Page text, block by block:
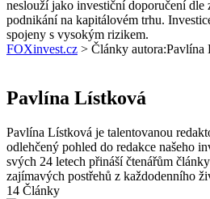
neslouží jako investiční doporučení dle
podnikání na kapitálovém trhu.
spojeny s vysokým rizikem.
FOXinvest.cz > Články autora:Pavlína
Pavlína Lístková
Pavlína Lístková je talentovanou
odlehčený pohled do redakce našeho
svých 24 letech přináší čtenářům
zajímavých postřehů z každodenního
14 Články